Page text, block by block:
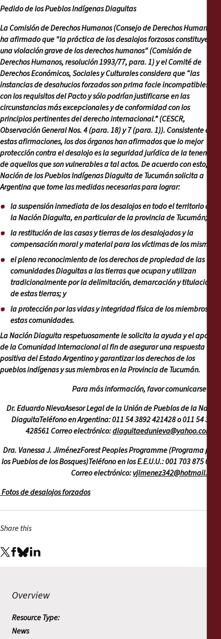
Pedido de los Pueblos Indígenas Diaguitas
La Comisión de Derechos Humanos (Consejo de Derechos Humanos)
ha afirmado que "la práctica de los desalojos forzosos constituye
una violación grave de los derechos humanos" (Comisión de
Derechos Humanos, resolución 1993/77, para. 1) y el Comité de
Derechos Económicos, Sociales y Culturales considera que “las
instancias de desahucios forzados son prima facieincompatibles
con los requisitos del Pacto y sólo podrían justificarse en las
circunstancias más excepcionales y de conformidad con los
principios pertinentes del derecho internacional.” (CESCR,
Observación General Nos. 4 (para. 18) y 7 (para. 1)). Consistente con
estas afirmaciones, los dos órganos han afirmados quelo mejor
protección contra el desalojo es la seguridad jurídica de la tenencia
de aquellos que son vulnerables a tal actos. De acuerdo con esto, la
Nación de los Pueblos Indígenas Diaguita de Tucumán solicita a
Argentina que tome las medidas necesarias para lograr:
la suspensión inmediata de los desalojos en todo el territorio de
la Nación Diaguita, en particular de la provincia de Tucumán;
la restitución de las casas y tierras de los desalojados y la
compensación moral y material para los víctimas de los mismos;
el pleno reconocimiento de los derechos de propiedad de las
comunidades Diaguitas a las tierras que ocupan y utilizan
tradicionalmente por la delimitación, demarcación y titulación
de estas tierras; y
la protección por las vidas y integridad física de los miembros de
estas comunidades.
La Nación Diaguita respetuosamente le solicita la ayuda y el apoyo
de la Comunidad Internacional al fin de asegurar una respuesta
positiva del Estado Argentino y garantizar los derechos de los
pueblos indígenas y sus miembros en la Provincia de Tucumán.
Para más información, favor comunicarse con:
Dr. Eduardo NievaAsesor Legal de la Unión de Pueblos de la Nación
DiaguitaTeléfono en Argentina: 011 54 3892 421428 o 011 54 3717
428561 Correo electrónico:diaguitaedunieva@yahoo.com.ar
Dra. Vanessa J. JiménezForest Peoples Programme (Programa para
los Pueblos de los Bosques)Teléfono en los E.E.U.U.: 001 703 875 0360
Correo electrónico:vjimenez342@hotmail.com
Fotos de desalojos forzados
Share this
Overview
Resource Type:
News